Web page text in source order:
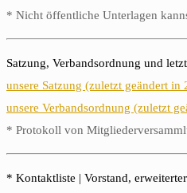
* Nicht öffentliche Unterlagen
Satzung, Verbandsordnung und
unsere Satzung (zuletzt geändert in
unsere Verbandsordnung (zuletzt
* Protokoll von
* Kontaktliste | Vorstand,